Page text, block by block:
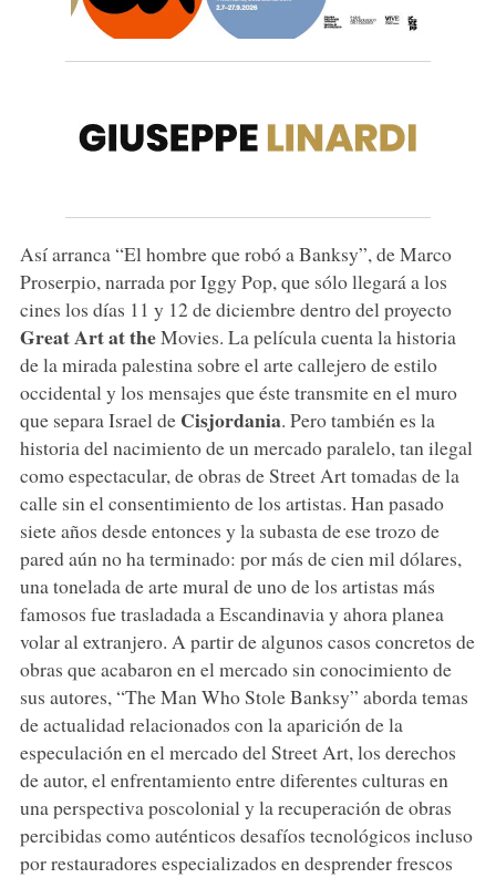
Así arranca “El hombre que robó a Banksy”, de Marco
Proserpio, narrada por Iggy Pop, que sólo llegará a los
cines los días 11 y 12 de diciembre dentro del proyecto
Great Art at theMovies. La película cuenta la historia
de la mirada palestina sobre el arte callejero de estilo
occidental y los mensajes que éste transmite en el muro
que separa Israel de Cisjordania. Pero también es la
historia del nacimiento de un mercado paralelo, tan ilegal
como espectacular, de obras de Street Art tomadas de la
calle sin el consentimiento de los artistas. Han pasado
siete años desde entonces y la subasta de ese trozo de
pared aún no ha terminado: por más de cien mil dólares,
una tonelada de arte mural de uno de los artistas más
famosos fue trasladada a Escandinavia y ahora planea
volar al extranjero. A partir de algunos casos concretos de
obras que acabaron en el mercado sin conocimiento de
sus autores, “The Man Who Stole Banksy” aborda temas
de actualidad relacionados con la aparición de la
especulación en el mercado del Street Art, los derechos
de autor, el enfrentamiento entre diferentes culturas en
una perspectiva poscolonial y la recuperación de obras
percibidas como auténticos desafíos tecnológicos incluso
por restauradores especializados en desprender frescos